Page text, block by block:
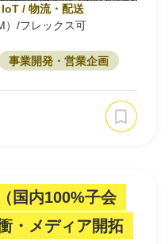
/ 物流・配送
）/フレックス可
事業開発・営業企画
国内100%子会
・メディア開拓